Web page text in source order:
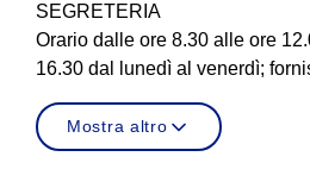
SEGRETERIA
Orario dalle ore 8.30 alle ore
16.30 dal lunedì al venerdì;
Mostra altro